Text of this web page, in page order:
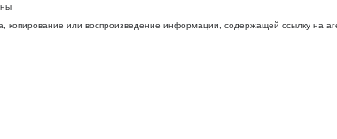
копирование или воспроизведение информации, содержащей ссылку на